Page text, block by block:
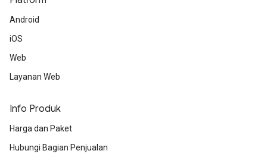
Android
iOS
Web
Layanan Web
Info Produk
Harga dan Paket
Hubungi Bagian Penjualan